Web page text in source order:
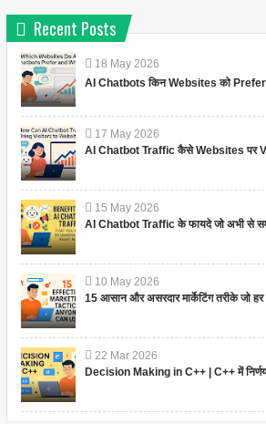
Recent Posts
18 May 2026
AI Chatbots किन Websites को Prefer
17 May 2026
AI Chatbot Traffic कैसे Websites पर
15 May 2026
AI Chatbot Traffic के फायदे जो अभी से
10 May 2026
15 आसान और असरदार मार्केटिंग तरीके जो
22 Mar 2026
Decision Making in C++ | C++ में